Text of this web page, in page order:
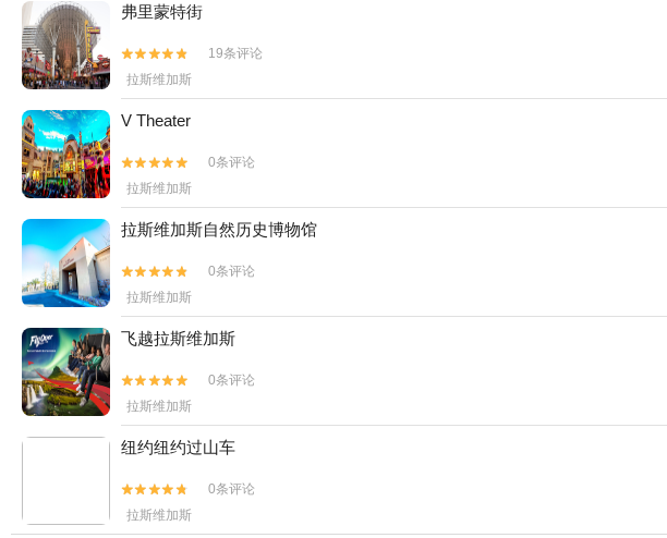
弗里蒙特街


19条评论
拉斯维加斯
V Theater


0条评论
拉斯维加斯
拉斯维加斯自然历史博物馆


0条评论
拉斯维加斯
飞越拉斯维加斯


0条评论
拉斯维加斯
纽约纽约过山车


0条评论
拉斯维加斯